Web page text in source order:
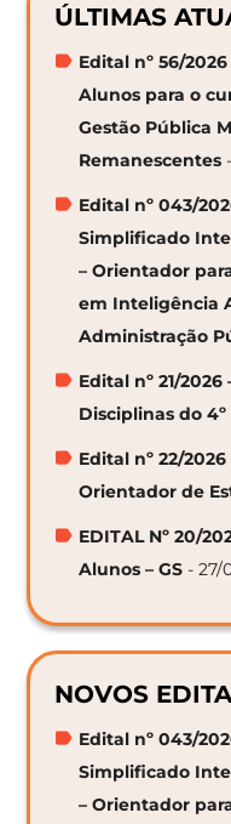
ÚLTIMAS
Edital nº 56/
Alunos para o
Gestão Pública
Remanescentes
Edital nº 043/
Simplificado
– Orientador
em Inteligência
Administração
Edital nº 21/
Disciplinas do
Edital nº 22/
Orientador de
EDITAL Nº 20/
Alunos – GS - 27/
NOVOS
Edital nº 043/
Simplificado
– Orientador